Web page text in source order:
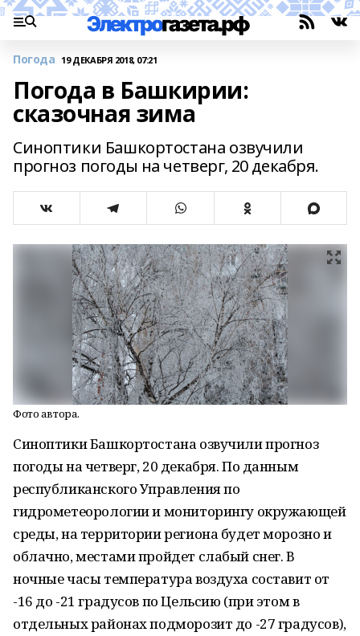
Погода 19 ДЕКАБРЯ 2018, 07:21
Погода в Башкирии:
сказочная зима
Синоптики Башкортостана озвучили
прогноз погоды на четверг, 20 декабря.
Фото автора.
Синоптики Башкортостана озвучили прогноз
погоды на четверг, 20 декабря. По данным
республиканского Управления по
гидрометеорологии и мониторингу окружающей
среды, на территории региона будет морозно и
облачно, местами пройдет слабый снег. В
ночные часы температура воздуха составит от
-16 до -21 градусов по Цельсию (при этом в
отдельных районах подморозит до -27 градусов),